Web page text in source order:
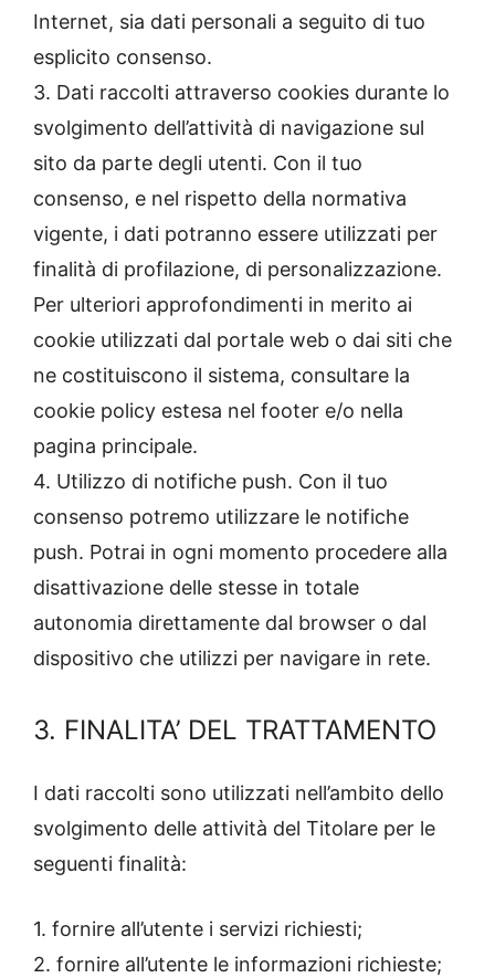
Internet, sia dati personali a seguito di tuo
esplicito consenso.
3. Dati raccolti attraverso cookies durante lo
svolgimento dell’attività di navigazione sul
sito da parte degli utenti. Con il tuo
consenso, e nel rispetto della normativa
vigente, i dati potranno essere utilizzati per
finalità di profilazione, di personalizzazione.
Per ulteriori approfondimenti in merito ai
cookie utilizzati dal portale web o dai siti che
ne costituiscono il sistema, consultare la
cookie policy estesa nel footer e/o nella
pagina principale.
4. Utilizzo di notifiche push. Con il tuo
consenso potremo utilizzare le notifiche
push. Potrai in ogni momento procedere alla
disattivazione delle stesse in totale
autonomia direttamente dal browser o dal
dispositivo che utilizzi per navigare in rete.
3. FINALITA’ DEL TRATTAMENTO
I dati raccolti sono utilizzati nell’ambito dello
svolgimento delle attività del Titolare per le
seguenti finalità:
1. fornire all’utente i servizi richiesti;
2. fornire all’utente le informazioni richieste;